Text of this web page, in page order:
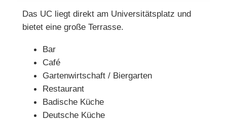
Das UC liegt direkt am Universitätsplatz und
bietet eine große Terrasse.
Bar
Café
Gartenwirtschaft / Biergarten
Restaurant
Badische Küche
Deutsche Küche